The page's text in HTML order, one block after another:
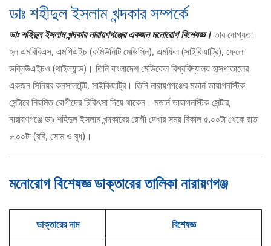
ডাঃ শহীদুল ইসলাম খন্দকার সম্পর্কে
ডাঃ শহিদুল ইসলাম খন্দকার নারায়ণগঞ্জের একজন মনোরোগ বিশেষজ্ঞ।তার যোগ্যতা
হল এমবিবিএস, এমপিএইচ (কমিউনিটি মেডিসিন), এমফিল (সাইকিয়াট্রি), ফেলো
ডব্লিউএইচও (থাইল্যান্ড)। তিনি বাংলাদেশ মেডিকেল বিশ্ববিদ্যালয় হাসপাতালের
একজন সিনিয়র কনসালটেন্ট, সাইকিয়াট্রি। তিনি নারায়ণগঞ্জের মডার্ন ডায়াগনস্টিক
সেন্টারে নিয়মিত রোগীদের চিকিৎসা দিয়ে থাকেন। মডার্ন ডায়াগনস্টিক সেন্টার,
নারায়ণগঞ্জে ডাঃ শহিদুল ইসলাম খন্দকারের রোগী দেখার সময় বিকাল ৫.০০টা থেকে রাত
৮.০০টা (রবি, সোম ও বুধ)।
মনোরোগ বিশেষজ্ঞ ডাক্তারের তালিকা নারায়ণগঞ্জ
ডাক্তারের নাম বিশেষজ্ঞ